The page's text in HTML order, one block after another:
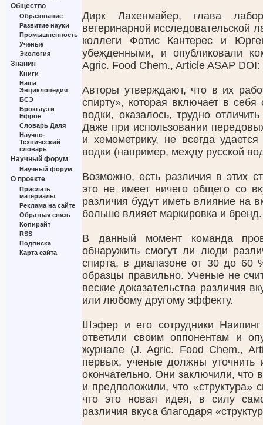
Общество
Образование
Развитие науки
Промышленность
Ученые
Экология
Знания
Книги
Наша
Энциклопедия
БСЭ
Брокгауз и
Ефрон
Словарь Даля
Научно-
Технический
словарь
Научный форум
Научный форум
О проекте
Прислать
материалы
Реклама на сайте
Обратная связь
Копирайт
RSS
Подписка
Карта сайта
Дирк Лахенмайер, глава
ветеринарной исследовательской
коллеги Фотис Кантерес и
убежденными, и опубликовали
Agric. Food Chem., Article ASAP
Авторы утверждают, что в их
спирту», которая включает в
водки, оказалось, трудно
Даже при использовании
и хемометрику, не всегда
водки (например, между русской
Возможно, есть различия в этих
это не имеет ничего общего со
различия будут иметь влияние на
больше влияет маркировка и бренд.
В данный момент команда
обнаружить смогут ли люди
спирта, в диапазоне от 30 до 60
образцы правильно. Ученые не
веские доказательства различия
или любому другому эффекту.
Шэфер и его сотрудники
ответили своим оппонентам и
журнале (J. Agric. Food Chem.,
первых, ученые должны
окончательно. Они заключили, что
и предположили, что «структура»
что это новая идея, в силу
различия вкуса благодаря